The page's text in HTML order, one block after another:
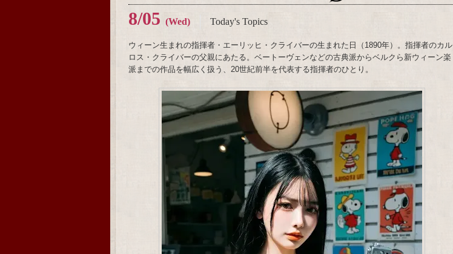
8/05 (Wed) Today's Topics
ウィーン生まれの指揮者・エーリッヒ・クライバーの生まれた日（1890年）。指揮者のカル
ロス・クライバーの父親にあたる。ベートーヴェンなどの古典派からベルクら新ウィーン楽
派までの作品を幅広く扱う、20世紀前半を代表する指揮者のひとり。